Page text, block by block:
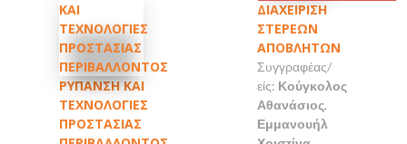
ΡΥΠΑΝΣΗ ΚΑΙ
ΤΕΧΝΟΛΟΓΙΕΣ
ΠΡΟΣΤΑΣΙΑΣ
ΔΙΑΧΕΙΡΙΣΗ
ΣΤΕΡΕΩΝ
ΑΠΟΒΛΗΤΩΝ
Συγγραφέας/
είς: Κούγκολος
Αθανάσιος,
Εμμανουήλ